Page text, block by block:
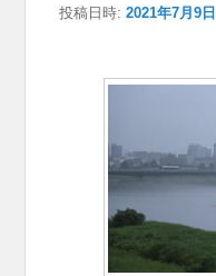
投稿日時:2021年7月9日